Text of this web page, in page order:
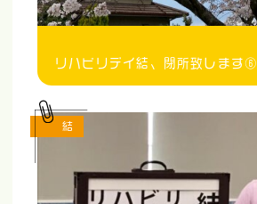
リハビリデイ結、閉所致します⑥
結